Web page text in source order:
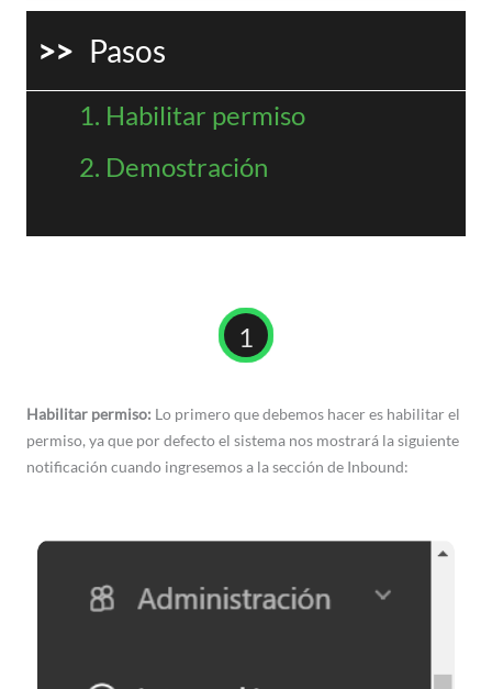
>> Pasos
Habilitar permiso
Demostración
1
Habilitar permiso: Lo primero que debemos hacer es habilitar el
permiso, ya que por defecto el sistema nos mostrará la siguiente
notificación cuando ingresemos a la sección de Inbound: